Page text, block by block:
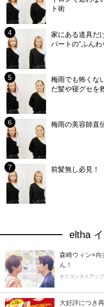
ト術
家にある道具だ
パートの”ふん
梅雨でも怖くな
だ髪や寝グセを
梅雨の美容師直
前髪無し必見
eltha
森崎ウィン×向
ん！
オリコンタイアッ
大好評につき